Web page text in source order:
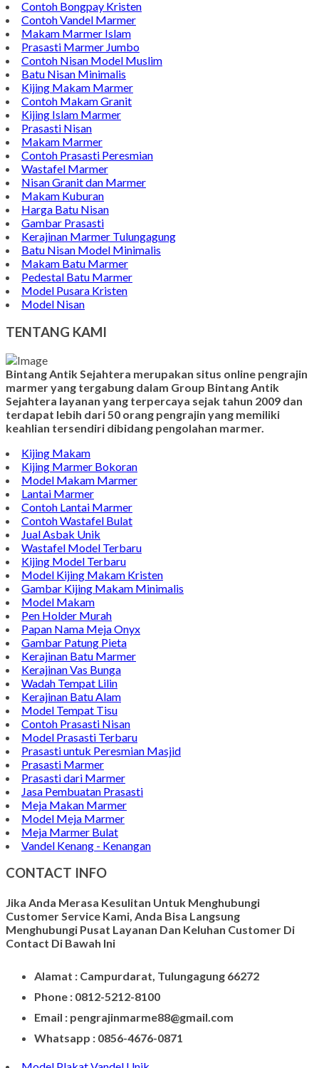
Batu Nisan Marmer
Contoh Bongpay Kristen
Contoh Vandel Marmer
Makam Marmer Islam
Prasasti Marmer Jumbo
Contoh Nisan Model Muslim
Batu Nisan Minimalis
Kijing Makam Marmer
Contoh Makam Granit
Kijing Islam Marmer
Prasasti Nisan
Makam Marmer
Contoh Prasasti Peresmian
Wastafel Marmer
Nisan Granit dan Marmer
Makam Kuburan
Harga Batu Nisan
Gambar Prasasti
Kerajinan Marmer Tulungagung
Batu Nisan Model Minimalis
Makam Batu Marmer
Pedestal Batu Marmer
Model Pusara Kristen
Model Nisan
TENTANG KAMI
Bintang Antik Sejahtera merupakan situs online pengrajin
marmer yang tergabung dalam Group Bintang Antik
Sejahtera layanan yang terpercaya sejak tahun 2009 dan
terdapat lebih dari 50 orang pengrajin yang memiliki
keahlian tersendiri dibidang pengolahan marmer.
Kijing Makam
Kijing Marmer Bokoran
Model Makam Marmer
Lantai Marmer
Contoh Lantai Marmer
Contoh Wastafel Bulat
Jual Asbak Unik
Wastafel Model Terbaru
Kijing Model Terbaru
Model Kijing Makam Kristen
Gambar Kijing Makam Minimalis
Model Makam
Pen Holder Murah
Papan Nama Meja Onyx
Gambar Patung Pieta
Kerajinan Batu Marmer
Kerajinan Vas Bunga
Wadah Tempat Lilin
Kerajinan Batu Alam
Model Tempat Tisu
Contoh Prasasti Nisan
Model Prasasti Terbaru
Prasasti untuk Peresmian Masjid
Prasasti Marmer
Prasasti dari Marmer
Jasa Pembuatan Prasasti
Meja Makan Marmer
Model Meja Marmer
Meja Marmer Bulat
Vandel Kenang - Kenangan
CONTACT INFO
Jika Anda Merasa Kesulitan Untuk Menghubungi
Customer Service Kami, Anda Bisa Langsung
Alamat : Campurdarat, Tulungagung 66272
Phone : 0812-5212-8100
Email : pengrajinmarme88@gmail.com
Whatsapp : 0856-4676-0871